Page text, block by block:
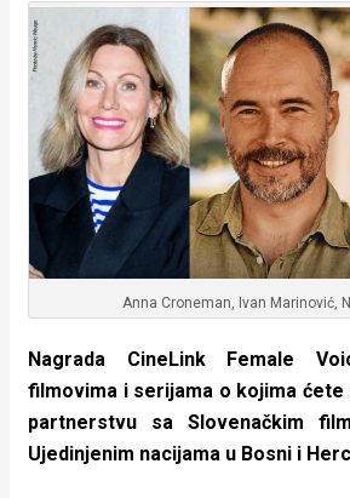
Anna Croneman, Ivan Marinović,
Nagrada CineLink Female
filmovima i serijama o kojima
partnerstvu sa Slovenačkim
Ujedinjenim nacijama u Bosni i